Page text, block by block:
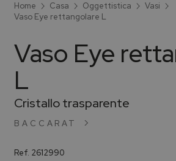
Home Casa Oggettistica
Vasi
Vaso Eye rettangolare L
BACCARAT
Vaso Eye
L
Cristallo trasparente
Ref. 2612990